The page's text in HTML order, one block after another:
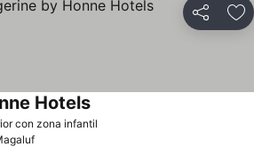
Compartir
con zona infantil
HotelsVer precios